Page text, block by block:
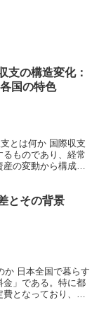
支の構造変化：
国の特色
とは何か 国際収支
ものであり、経常
の変動から構成さ
とその背景
日本全国で暮らす
金」である。特に都
となっており、そ